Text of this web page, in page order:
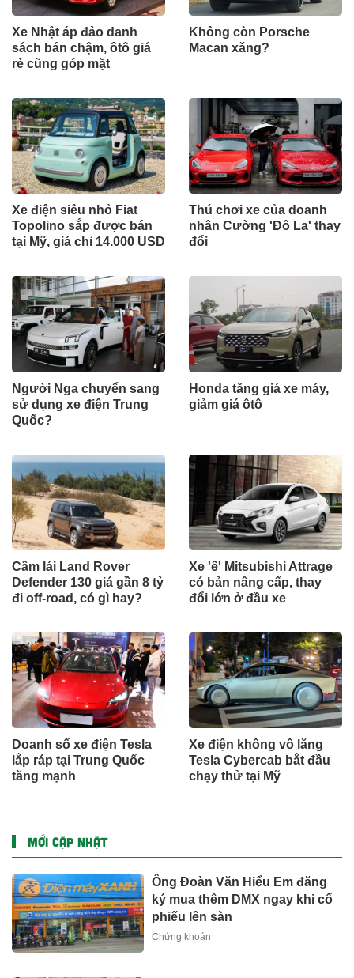
Xe Nhật áp đảo danh
sách bán chậm, ôtô giá
rẻ cũng góp mặt
Không còn Porsche
Macan xăng?
Xe điện siêu nhỏ Fiat
Topolino sắp được bán
tại Mỹ, giá chỉ 14.000 USD
Thú chơi xe của doanh
nhân Cường 'Đô La' thay
đổi
Người Nga chuyển sang
sử dụng xe điện Trung
Quốc?
Honda tăng giá xe máy,
giảm giá ôtô
Cầm lái Land Rover
Defender 130 giá gần 8 tỷ
đi off-road, có gì hay?
Xe 'ế' Mitsubishi Attrage
có bản nâng cấp, thay
đổi lớn ở đầu xe
Doanh số xe điện Tesla
lắp ráp tại Trung Quốc
tăng mạnh
Xe điện không vô lăng
Tesla Cybercab bắt đầu
chạy thử tại Mỹ
MỚI CẬP NHẬT
Ông Đoàn Văn Hiểu Em đăng
ký mua thêm DMX ngay khi cổ
phiếu lên sàn
Chứng khoán